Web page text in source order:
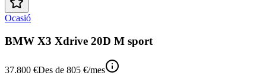
Ocasió
BMW X3 Xdrive 20D M sport
37.800 €Des de 805 €/mes